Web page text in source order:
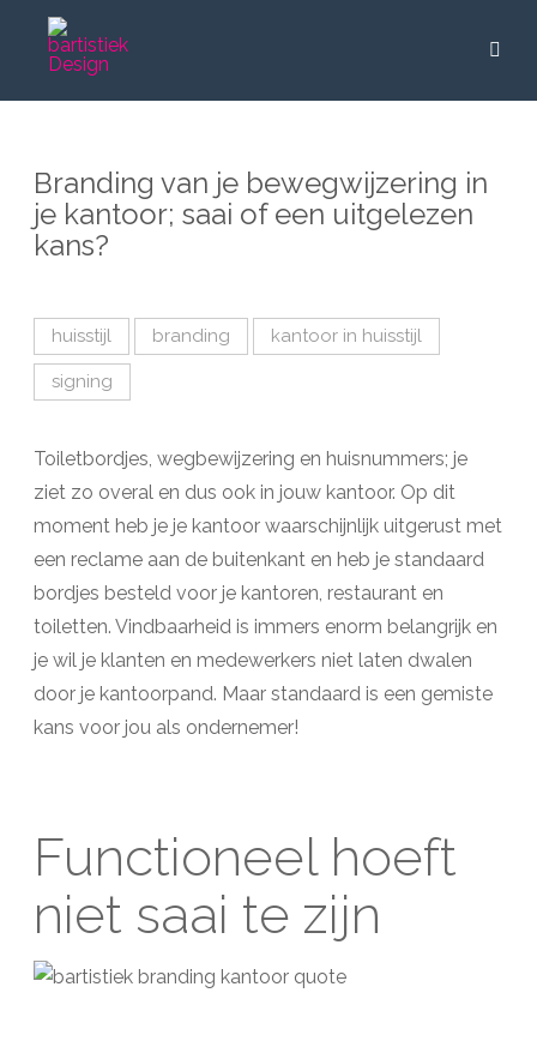
Branding van je bewegwijzering in
je kantoor; saai of een uitgelezen
kans?
huisstijl branding kantoor in huisstijl
signing
Toiletbordjes, wegbewijzering en huisnummers; je
ziet zo overal en dus ook in jouw kantoor. Op dit
moment heb je je kantoor waarschijnlijk uitgerust met
een reclame aan de buitenkant en heb je standaard
bordjes besteld voor je kantoren, restaurant en
toiletten. Vindbaarheid is immers enorm belangrijk en
je wil je klanten en medewerkers niet laten dwalen
door je kantoorpand. Maar standaard is een gemiste
kans voor jou als ondernemer!
Functioneel hoeft
niet saai te zijn